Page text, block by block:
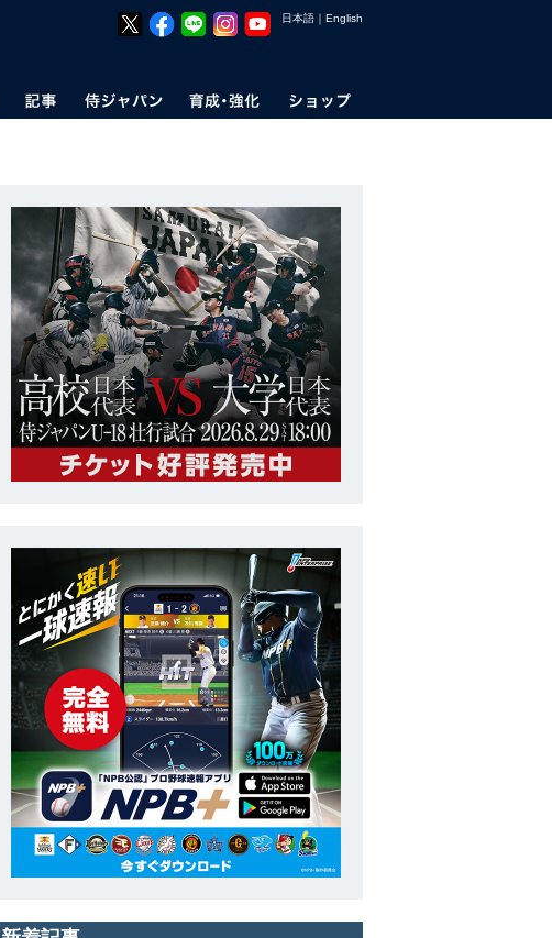
日本語 ｜ English